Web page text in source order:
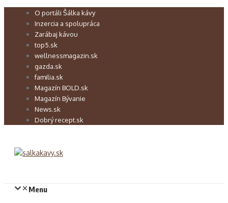
Preskočiť O portáli Šálka kávy
Inzercia a spolupráca
Zarábaj kávou
top5.sk
wellnessmagazin.sk
gazda.sk
familia.sk
Magazín BOLD.sk
Magazín Bývanie
News.sk
Dobrý recept.sk
Menu